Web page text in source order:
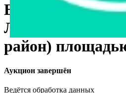
Бригадный дом
Лежневка
район)
Аукцион завершён
Ведётся обработка данных